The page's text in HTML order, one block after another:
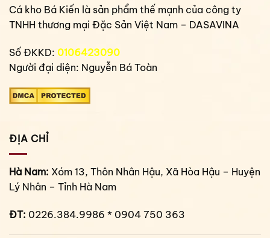
Cá kho Bá Kiến là sản phẩm thế mạnh của công ty
TNHH thương mại Đặc Sản Việt Nam – DASAVINA
Số ĐKKD: 0106423090
Người đại diện: Nguyễn Bá Toàn
ĐỊA CHỈ
Hà Nam: Xóm 13, Thôn Nhân Hậu, Xã Hòa Hậu – Huyện
Lý Nhân – Tỉnh Hà Nam
ĐT: 0226.384.9986 * 0904 750 363